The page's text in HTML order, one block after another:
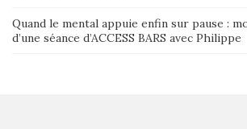
Quand le mental appuie enfin sur pause :
d’une séance d’ACCESS BARS avec Philippe